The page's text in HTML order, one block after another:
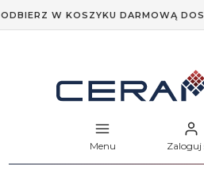
ODBIERZ W KOSZYKU DARMOWĄ
Menu Zaloguj